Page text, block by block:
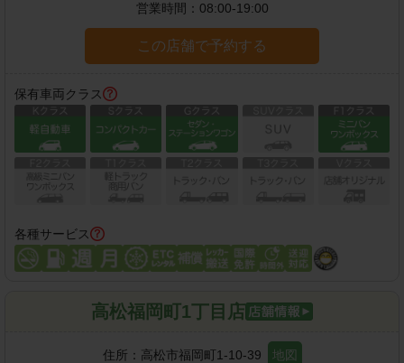
営業時間： 08:00-19:00
この店舗で予約する
保有車両クラス
各種サービス
高松福岡町1丁目店
住所： 高松市福岡町1-10-39 地図